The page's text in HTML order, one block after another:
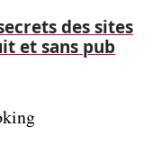
des sites
et sans pub